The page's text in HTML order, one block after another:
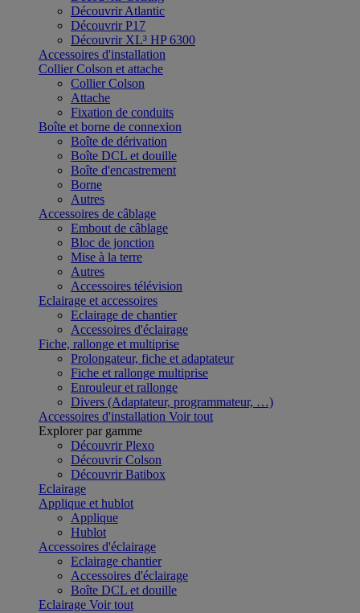
Découvrir Atlantic
Découvrir P17
Découvrir XL³ HP 6300
Accessoires d'installation
Collier Colson et attache
Collier Colson
Attache
Fixation de conduits
Boîte et borne de connexion
Boîte de dérivation
Boîte DCL et douille
Boîte d'encastrement
Borne
Autres
Accessoires de câblage
Embout de câblage
Bloc de jonction
Mise à la terre
Autres
Accessoires télévision
Eclairage et accessoires
Eclairage de chantier
Accessoires d'éclairage
Fiche, rallonge et multiprise
Prolongateur, fiche et adaptateur
Fiche et rallonge multiprise
Enrouleur et rallonge
Divers (Adaptateur, programmateur, …)
Accessoires d'installation Voir tout
Explorer par gamme
Découvrir Plexo
Découvrir Colson
Découvrir Batibox
Eclairage
Applique et hublot
Applique
Hublot
Accessoires d'éclairage
Eclairage chantier
Accessoires d'éclairage
Boîte DCL et douille
Eclairage Voir tout